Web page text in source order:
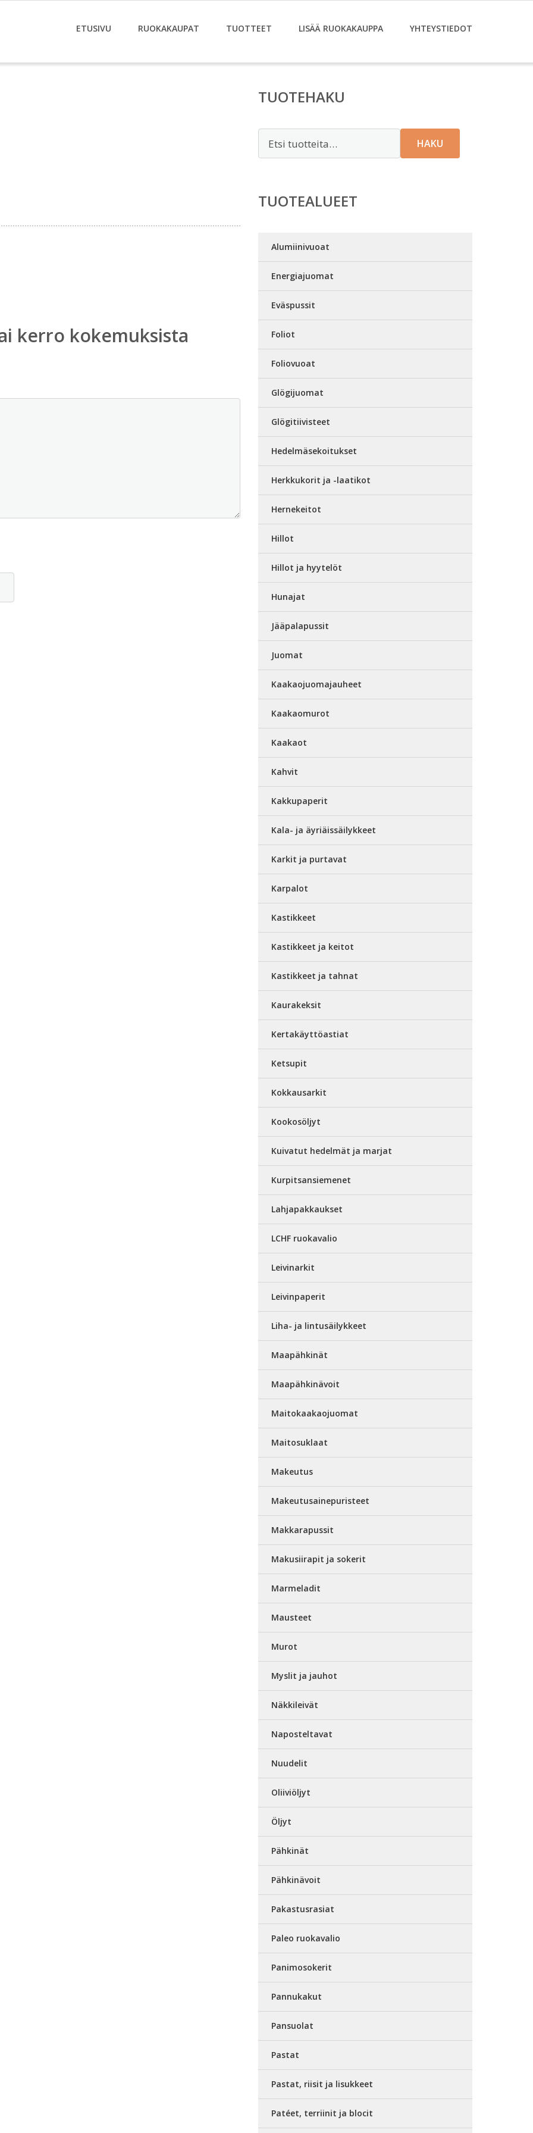
ETUSIVU RUOKAKAUPAT TUOTTEET LISÄÄ RUOKAKAUPPA YHTEYSTIEDOT
kerro kokemuksista
TUOTEHAKU
HAKU
TUOTEALUEET
Alumiinivuoat
Energiajuomat
Eväspussit
Foliot
Foliovuoat
Glögijuomat
Glögitiivisteet
Hedelmäsekoitukset
Herkkukorit ja -laatikot
Hernekeitot
Hillot
Hillot ja hyytelöt
Hunajat
Jääpalapussit
Juomat
Kaakaojuomajauheet
Kaakaomurot
Kaakaot
Kahvit
Kakkupaperit
Kala- ja äyriäissäilykkeet
Karkit ja purtavat
Karpalot
Kastikkeet
Kastikkeet ja keitot
Kastikkeet ja tahnat
Kaurakeksit
Kertakäyttöastiat
Ketsupit
Kokkausarkit
Kookosöljyt
Kuivatut hedelmät ja marjat
Kurpitsansiemenet
Lahjapakkaukset
LCHF ruokavalio
Leivinarkit
Leivinpaperit
Liha- ja lintusäilykkeet
Maapähkinät
Maapähkinävoit
Maitokaakaojuomat
Maitosuklaat
Makeutus
Makeutusainepuristeet
Makkarapussit
Makusiirapit ja sokerit
Marmeladit
Mausteet
Murot
Myslit ja jauhot
Näkkileivät
Naposteltavat
Nuudelit
Oliiviöljyt
Öljyt
Pähkinät
Pähkinävoit
Pakastusrasiat
Paleo ruokavalio
Panimosokerit
Pannukakut
Pansuolat
Pastat
Pastat, riisit ja lisukkeet
Patéet, terriinit ja blocit